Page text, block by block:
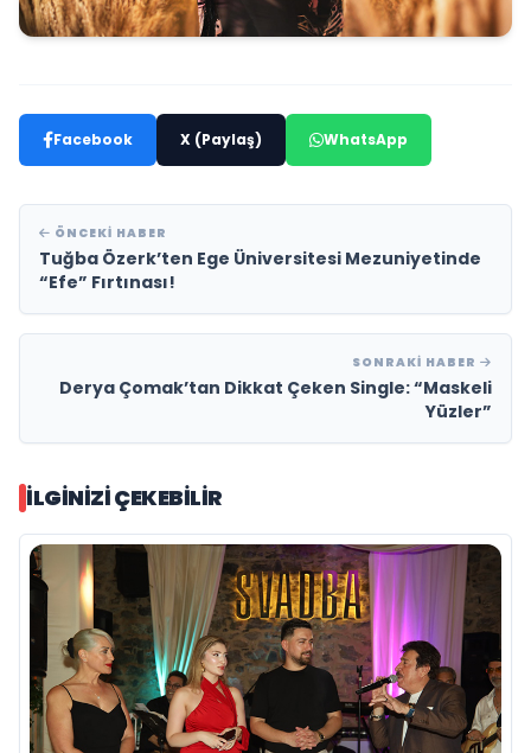
Facebook X (Paylaş) WhatsApp
ÖNCEKI HABER
Tuğba Özerk’ten Ege Üniversitesi Mezuniyetinde
“Efe” Fırtınası!
SONRAKI HABER
Derya Çomak’tan Dikkat Çeken Single: “Maskeli
Yüzler”
İLGINIZI ÇEKEBILIR